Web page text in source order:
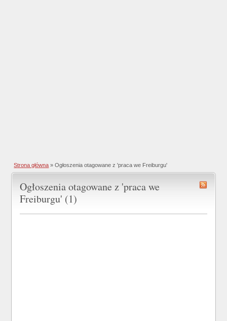
Strona główna »Ogłoszenia otagowane z 'praca we Freiburgu'
Ogłoszenia otagowane z 'praca we
Freiburgu' (1)